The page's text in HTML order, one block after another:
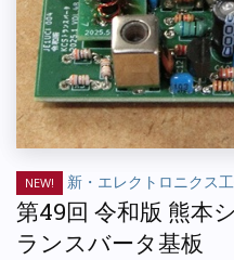
NEW! 新・エレクトロニクス
第49回 令和版 熊本
ランスバータ基板